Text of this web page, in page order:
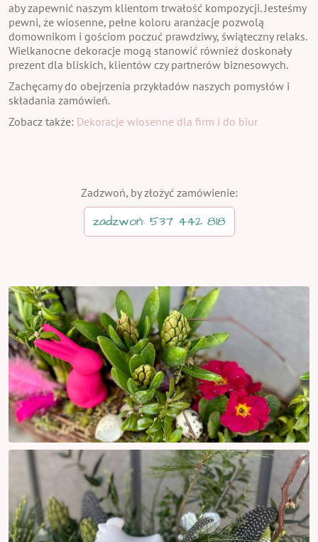
aby zapewnić naszym klientom trwałość kompozycji. Jesteśmy
pewni, że wiosenne, pełne koloru aranżacje pozwolą
domownikom i gościom poczuć prawdziwy, świąteczny relaks.
Wielkanocne dekoracje mogą stanowić również doskonały
prezent dla bliskich, klientów czy partnerów biznesowych.
Zachęcamy do obejrzenia przykładów naszych pomysłów i
składania zamówień.
Zobacz także: Dekoracje wiosenne dla firm i do biur
Zadzwoń, by złożyć zamówienie:
zadzwoń: 537 442 818